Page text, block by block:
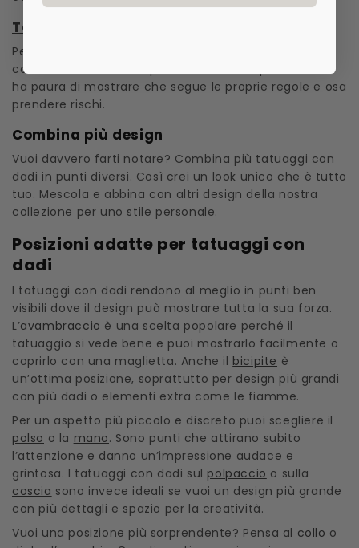
Tatuaggio temporaneo dadi fuck it
Per i veri ribelli tra noi. Questo design combina dadi
con una dichiarazione potente. Perfetto per chi non
ha paura di mostrare che segue le proprie regole e osa
prendere rischi.
Combina più design
Vuoi davvero farti notare? Combina più tatuaggi con
dadi in punti diversi. Così crei un look unico che è tutto
tuo. Mescola e abbina con altri design della nostra
collezione per uno stile personale.
Posizioni adatte per tatuaggi con
dadi
I tatuaggi con dadi rendono al meglio in punti ben
visibili dove il design può mostrare tutta la sua forza.
L’avambraccio è una scelta popolare perché il
tatuaggio si vede bene e puoi mostrarlo facilmente o
coprirlo con una maglietta. Anche il bicipite è
un’ottima posizione, soprattutto per design più grandi
con più dadi o elementi extra come le fiamme.
Per un aspetto più piccolo e discreto puoi scegliere il
polso o la mano. Sono punti che attirano subito
l’attenzione e danno un’impressione audace e
grintosa. I tatuaggi con dadi sul polpaccio o sulla
coscia sono invece ideali se vuoi un design più grande
con più dettagli e spazio per la creatività.
Vuoi una posizione più sorprendente? Pensa al collo o